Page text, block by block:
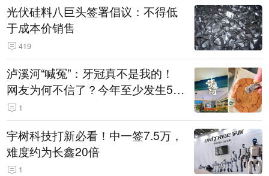
光伏硅料八巨头签署倡议：不得低
于成本价销售
419
泸溪河“喊冤”：牙冠真不是我的！
网友为何不信了？今年至少发生5
起“食品冤案”
1
宇树科技打新必看！中一签7.5万，
难度约为长鑫20倍
1